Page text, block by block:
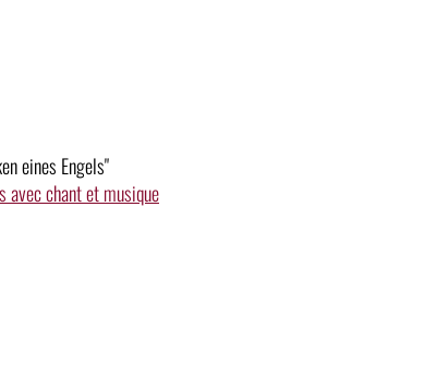
eines Engels"
avec chant et musique